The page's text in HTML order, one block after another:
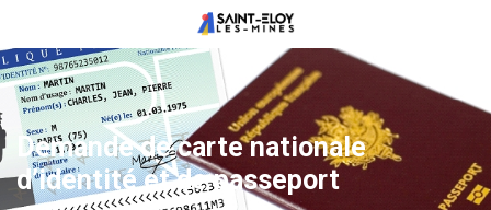
Demande de carte nationale
d’identité et de passeport